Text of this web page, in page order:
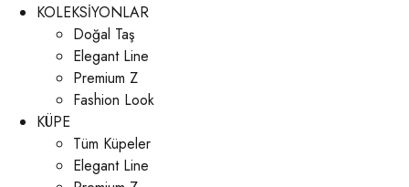
KOLEKSİYONLAR
Doğal Taş
Elegant Line
Premium Z
Fashion Look
KÜPE
Tüm Küpeler
Elegant Line